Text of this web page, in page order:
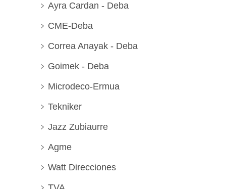
Ayra Cardan - Deba
CME-Deba
Correa Anayak - Deba
Goimek - Deba
Microdeco-Ermua
Tekniker
Jazz Zubiaurre
Agme
Watt Direcciones